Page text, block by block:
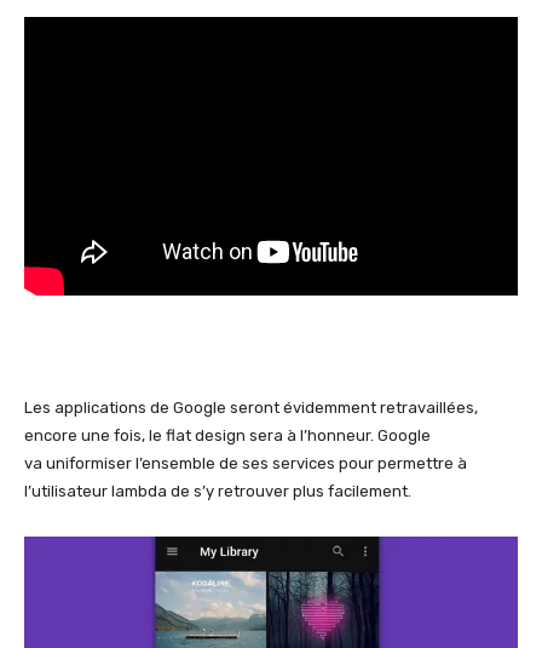
Les applications de Google seront évidemment retravaillées,
encore une fois, le flat design sera à l’honneur. Google
va uniformiser l’ensemble de ses services pour permettre à
l’utilisateur lambda de s’y retrouver plus facilement.